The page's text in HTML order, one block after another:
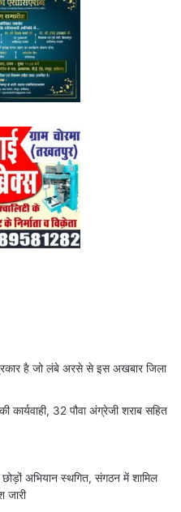
है जो लंबे अरसे से इस अखबार जिला
कार्यवाही, 32 पौवा अंग्रेजी शराब सहित
छोड़ों अभियान स्थगित, संगठन में शामिल
जारी